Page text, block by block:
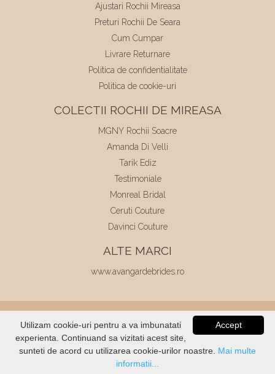
Ajustari Rochii Mireasa
Preturi Rochii De Seara
Cum Cumpar
Livrare Returnare
Politica de confidentialitate
Politica de cookie-uri
COLECTII ROCHII DE MIREASA
MGNY Rochii Soacre
Amanda Di Velli
Tarik Ediz
Testimoniale
Monreal Bridal
Ceruti Couture
Davinci Couture
ALTE MARCI
www.avangardebrides.ro
© 2026Elite Mariaj | Toate drepturile
rezervate
Dezvoltat de Voitin.com
STOC
Accept
Utilizam cookie-uri pentru a va imbunatati
experienta. Continuand sa vizitati acest site,
sunteti de acord cu utilizarea cookie-urilor noastre. Mai multe
informatii...